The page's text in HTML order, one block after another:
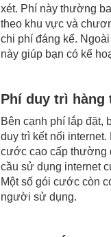
xét. Phí này thường
theo khu vực và
chi phí đáng kể.
này giúp bạn có kế
Phí duy trì hàng
Bên cạnh phí lắp đặt,
duy trì kết nối
cước cao cấp thường
cầu sử dụng internet
Một số gói cước còn
người sử dụng.